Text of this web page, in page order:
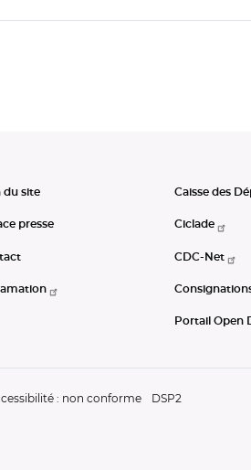
du site
presse
Caisse des
Ciclade
CDC-Net
Portail Open
: non conforme
DSP2